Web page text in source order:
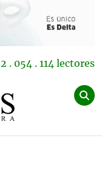
2 . 054 . 114 lectores